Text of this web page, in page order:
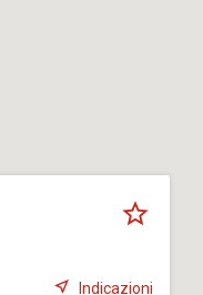
Indicazioni